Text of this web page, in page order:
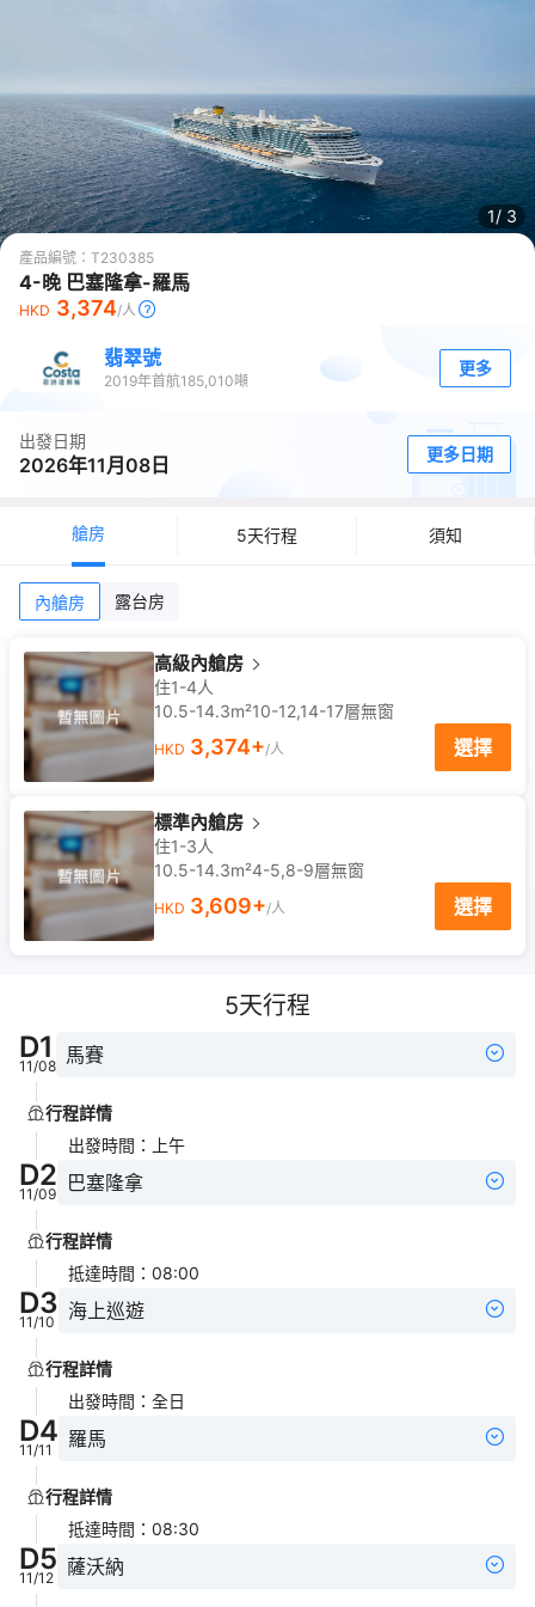
1/ 3
產品編號： T230385
4-晚 巴塞隆拿-羅馬
HKD 3,374/人
翡翠號
2019年首航185,010噸
更多
出發日期
2026年11月08日 更多日期
艙房 5天行程 須知
內艙房 露台房
高級內艙房
住1-4人
10.5-14.3m²10-12,14-17層無窗
HKD 3,374+/人 選擇
標準內艙房
住1-3人
10.5-14.3m²4-5,8-9層無窗
HKD 3,609+/人 選擇
5天行程
D1
11/08 馬賽
行程詳情
出發時間 ： 上午
D2
11/09 巴塞隆拿
行程詳情
抵達時間 ： 08:00
D3
11/10 海上巡遊
行程詳情
出發時間 ： 全日
D4
11/11 羅馬
行程詳情
抵達時間 ： 08:30
D5
11/12 薩沃納